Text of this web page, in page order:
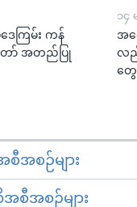
ကြမ်း ကန်
အတည်ပြု
၁၄
အ
လ
တွေ
အစဉ်များ
စီအစဉ်များ